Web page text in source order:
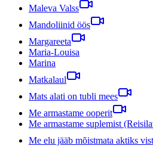
Maleva Valss
Mandoliinid öös
Margareeta
Maria-Louisa
Marina
Matkalaul
Mats alati on tubli mees
Me armastame ooperit
Me armastame suplemist
Me elu jääb mõistmata aktiks